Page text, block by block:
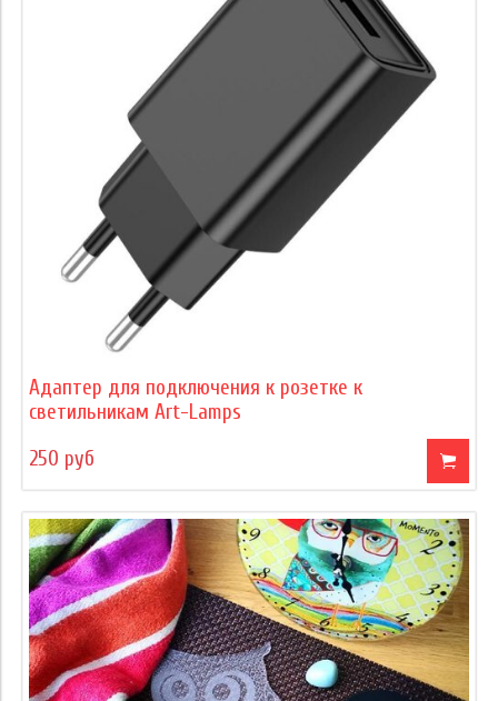
Адаптер для подключения к розетке к
светильникам Art-Lamps
250 руб